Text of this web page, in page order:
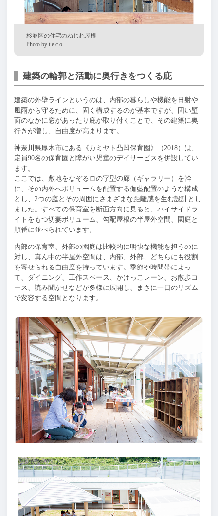
杉並区の住宅のねじれ屋根
Photo by t e c o
建築の輪郭と活動に奥行きをつくる庇
建築の外壁ラインというのは、内部の暮らしや機能を日射や
風雨から守るために、固く構成するのが基本ですが、固い壁
面のなかに窓があったり庇が取り付くことで、その建築に奥
行きが増し、自由度が高まります。
神奈川県厚木市にある《カミヤト凸凹保育園》（2018）は、
定員90名の保育園と障がい児童のデイサービスを併設してい
ます。
ここでは、敷地をなぞるロの字型の廊（ギャラリー）を幹
に、その内外へボリュームを配置する伽藍配置のような構成
とし、2つの庭とその周囲にさまざまな距離感を生む設計とし
ました。すべての保育室を断面方向に見ると、ハイサイドラ
イトをもつ切妻ボリューム、勾配屋根の半屋外空間、園庭と
順番に並べられています。
内部の保育室、外部の園庭は比較的に明快な機能を担うのに
対し、真ん中の半屋外空間は、内部、外部、どちらにも役割
を寄せられる自由度を持っています。季節や時間帯によっ
て、ダイニング、工作スペース、かけっこレーン、お散歩コ
ース、読み聞かせなどが多様に展開し、まさに一日のリズム
で変容する空間となります。